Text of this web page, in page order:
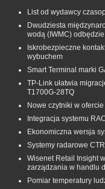
List od wydawcy
Dwudziesta
wodą (IWMC)
Iskrobezpieczne
wybuchem
Smart Terminal marki
TP-Link ułatwia
T1700G‑28TQ
Nowe czytniki w
Integracja systemu
Ekonomiczna wersja
Systemy radarowe
Wisenet Retail Insight
zarządzania w handlu
Pomiar temperatury